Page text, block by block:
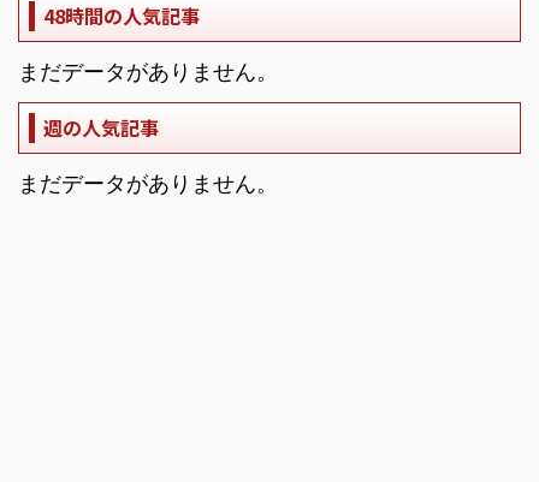
48時間の人気記事
まだデータがありません。
週の人気記事
まだデータがありません。